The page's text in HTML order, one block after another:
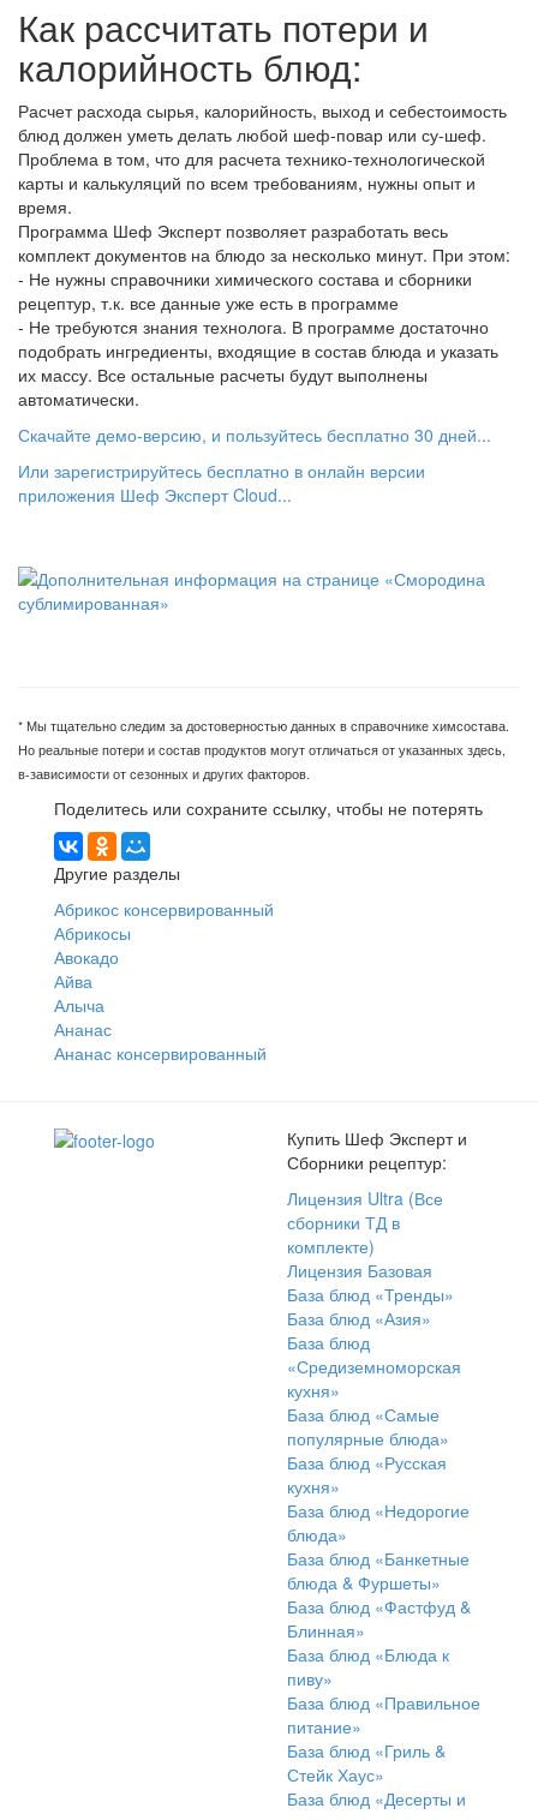
Как рассчитать потери и
калорийность блюд:
Расчет расхода сырья, калорийность, выход и себестоимость
блюд должен уметь делать любой шеф-повар или су-шеф.
Проблема в том, что для расчета технико-технологической
карты и калькуляций по всем требованиям, нужны опыт и
время.
Программа Шеф Эксперт позволяет разработать весь
комплект документов на блюдо за несколько минут. При этом:
- Не нужны справочники химического состава и сборники
рецептур, т.к. все данные уже есть в программе
- Не требуются знания технолога. В программе достаточно
подобрать ингредиенты, входящие в состав блюда и указать
их массу. Все остальные расчеты будут выполнены
автоматически.
Скачайте демо-версию, и пользуйтесь бесплатно 30 дней...
Или зарегистрируйтесь бесплатно в онлайн версии
приложения Шеф Эксперт Cloud...
* Мы тщательно следим за достоверностью данных в справочнике химсостава.
Но реальные потери и состав продуктов могут отличаться от указанных здесь,
в-зависимости от сезонных и других факторов.
Поделитесь или сохраните ссылку, чтобы не потерять
Другие разделы
Абрикос консервированный
Абрикосы
Авокадо
Айва
Алыча
Ананас
Ананас консервированный
Купить Шеф Эксперт и
Сборники рецептур:
Лицензия Ultra (Все
сборники ТД в
комплекте)
Лицензия Базовая
База блюд «Тренды»
База блюд «Азия»
База блюд
«Средиземноморская
кухня»
База блюд «Самые
популярные блюда»
База блюд «Русская
кухня»
База блюд «Недорогие
блюда»
База блюд «Банкетные
блюда & Фуршеты»
База блюд «Фастфуд &
Блинная»
База блюд «Блюда к
пиву»
База блюд «Правильное
питание»
База блюд «Гриль &
Стейк Хаус»
База блюд «Десерты и